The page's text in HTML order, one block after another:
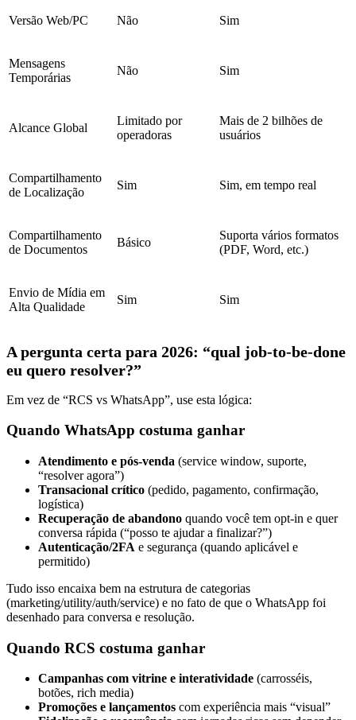
Versão Web/PC Não Sim
Mensagens
Temporárias
Não Sim
Alcance Global
Limitado por
operadoras
Mais de 2 bilhões de
usuários
Compartilhamento
de Localização
Sim Sim, em tempo real
Compartilhamento
de Documentos
Básico
Suporta vários formatos
(PDF, Word, etc.)
Envio de Mídia em
Alta Qualidade
Sim Sim
A pergunta certa para 2026: “qual job-to-be-done
eu quero resolver?”
Em vez de “RCS vs WhatsApp”, use esta lógica:
Quando WhatsApp costuma ganhar
Atendimento e pós-venda (service window, suporte,
“resolver agora”)
Transacional crítico (pedido, pagamento, confirmação,
logística)
Recuperação de abandono quando você tem opt-in e quer
conversa rápida (“posso te ajudar a finalizar?”)
Autenticação/2FA e segurança (quando aplicável e
permitido)
Tudo isso encaixa bem na estrutura de categorias
(marketing/utility/auth/service) e no fato de que o WhatsApp foi
desenhado para conversa e resolução.
Quando RCS costuma ganhar
Campanhas com vitrine e interatividade (carrosséis,
botões, rich media)
Promoções e lançamentos com experiência mais “visual”